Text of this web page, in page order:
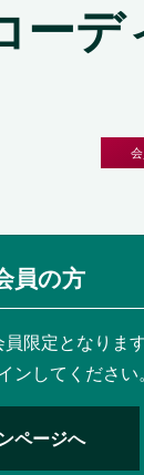
ー
員の方
限定となります
ンしてください。
ページへ